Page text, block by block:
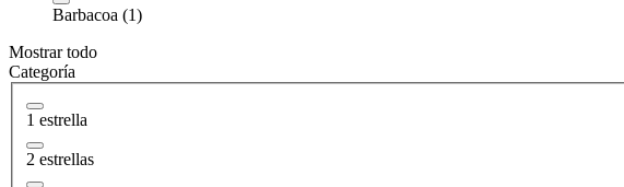
Barbacoa (1)
Mostrar todo
Categoría
1 estrella
2 estrellas